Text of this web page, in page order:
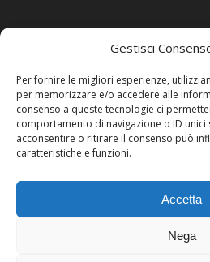
Gestisci
Per fornire le migliori esperienze,
per memorizzare e/o accedere alle
consenso a queste tecnologie ci
comportamento di navigazione o ID unici
acconsentire o ritirare il consenso può
caratteristiche e funzioni.
Accetta
Nega